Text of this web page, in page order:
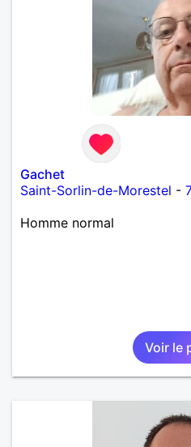
Gachet
Saint-Sorlin-de-Morestel -
Homme normal
Voir le